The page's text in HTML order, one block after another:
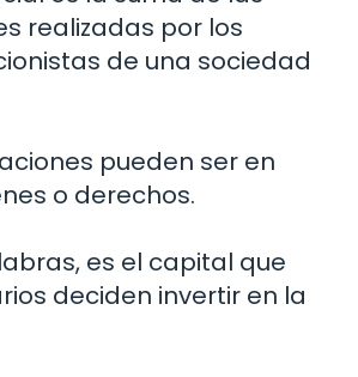
realizadas por los
de una sociedad
pueden ser en
o derechos.
es el capital que
deciden invertir en la